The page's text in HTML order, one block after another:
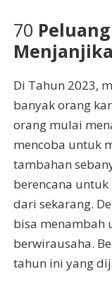
70
Di Tahun 2023,
banyak orang
orang mulai
mencoba untuk
tambahan
berencana
dari sekarang.
bisa menambah
berwirausaha.
tahun ini yang